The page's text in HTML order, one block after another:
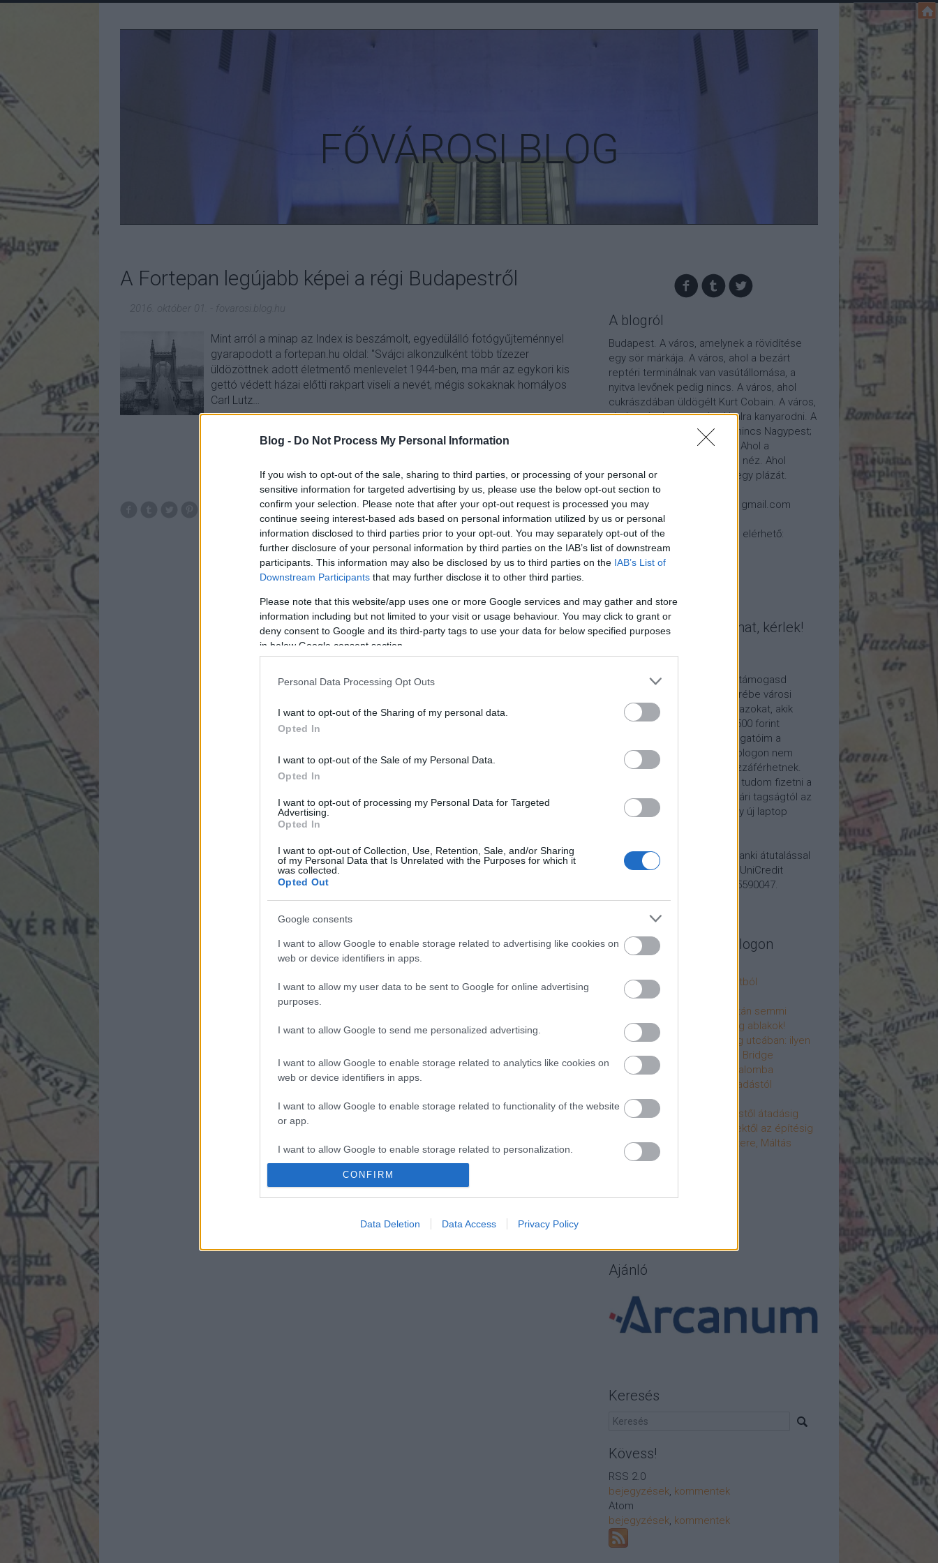
Blog - Do Not Process My Personal Information
If you wish to opt-out of the sale, sharing to third parties, or processing of your personal or
sensitive information for targeted advertising by us, please use the below opt-out section to
confirm your selection. Please note that after your opt-out request is processed you may
continue seeing interest-based ads based on personal information utilized by us or personal
information disclosed to third parties prior to your opt-out. You may separately opt-out of the
further disclosure of your personal information by third parties on the IAB’s list of downstream
participants. This information may also be disclosed by us to third parties on the IAB’s List of
Downstream Participants that may further disclose it to other third parties.
Please note that this website/app uses one or more Google services and may gather and store
information including but not limited to your visit or usage behaviour. You may click to grant or
deny consent to Google and its third-party tags to use your data for below specified purposes
in below Google consent section.
Personal Data Processing Opt Outs
I want to opt-out of the Sharing of my personal data.
Opted In
I want to opt-out of the Sale of my Personal Data.
Opted In
I want to opt-out of processing my Personal Data for Targeted
Advertising.
Opted In
I want to opt-out of Collection, Use, Retention, Sale, and/or Sharing
of my Personal Data that Is Unrelated with the Purposes for which it
was collected.
Opted Out
Google consents
I want to allow Google to enable storage related to advertising like cookies on
web or device identifiers in apps.
I want to allow my user data to be sent to Google for online advertising
purposes.
I want to allow Google to send me personalized advertising.
I want to allow Google to enable storage related to analytics like cookies on
web or device identifiers in apps.
I want to allow Google to enable storage related to functionality of the website
or app.
I want to allow Google to enable storage related to personalization.
authentication functionality and fraud prevention, and other user protection.
CONFIRM
Data Deletion Data Access Privacy Policy
FŐVÁROSI BLOG
A Fortepan legújabb képei a régi Budapestről
2016. október 01. fovarosi.blog.hu
Mint arról a minap az Index is beszámolt, egyedülálló fotógyűjteménnyel
gyarapodott a fortepan.hu oldal: "Svájci alkonzulként több tízezer
üldözöttnek adott életmentő menlevelet 1944-ben, ma már az egykori kis
gettó védett házai előtti rakpart viseli a nevét, mégis sokaknak homályos
Carl Lutz…
1komment
fortepan
A blogról
Budapest. A város, amelynek a rövidítése
egy sör márkája. A város, ahol a bezárt
reptéri terminálnak van vasútállomása, a
nyitva levőnek pedig nincs. A város, ahol
cukrászdában üldögélt Kurt Cobain. A város,
ahol autóval nem szabad balra kanyarodni. A
város, ahol van Kispest, de nincs Nagypest;
van Újpest, de nincs Ópest. Ahol a
Városháza nem a város felé néz. Ahol
lelátóról nézhetünk élőben egy plázát.
Kapcsolat: 7788fido (kukac) gmail.com
A blog ezeken a helyeken is elérhető:
Támogasd a munkámat, kérlek!
Ha tetszik a blogom, kérlek támogasd
munkámat anyagilag is! Cserébe városi
sétára hívom meg időnként azokat, akik
legalább havi 5 euró vagy 2500 forint
támogatást küldenek. Támogatóim a
Patreon.com-on exkluzív, a blogon nem
elérhető tartalmakhoz is hozzáférhetnek.
Támogatásod segítségével tudom fizetni a
munkám költségeit a könyvtári tagságtól az
Arcanum előfizetésen át egy új laptop
Támogatásodat egyszerű banki átutalással
is megteheted: Papp Géza, UniCredit
Bank, 10918001-00000022-65590047.
Közlemény: Fővárosi Blog
A legújabb cikkek a blogon
Egy fogorvosi rendelő a múltból
Bush a 4-es metrón
HÉV: tervezik, megígérik, aztán semmi
És újjászülettek az ólomüveg ablakok!
Meghökkentő terek a Mérleg utcában: ilyen
lett a Mamaison Hotel Chain Bridge
Új élet költözött a Hengermalomba
A Váralagút története: az átadástól
napjainkig
A Váralagút története: építéstől átadásig
A Váralagút története: ötletektől az építésig
A romantika elfeledett mestere, Máltás
Hugó
Ajánló
Keresés
Kövess!
RSS 2.0
bejegyzések, kommentek
Atom
bejegyzések, kommentek